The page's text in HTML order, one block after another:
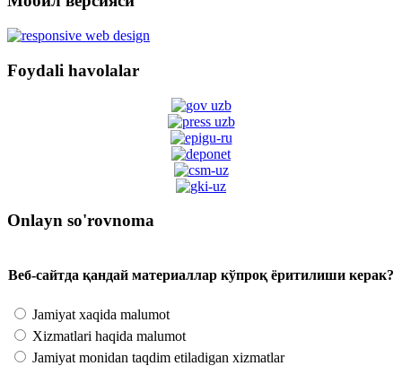
Foydali havolalar
Onlayn so'rovnoma
Веб-сайтда қандай материаллар кўпроқ ёритилиши керак?
Jamiyat xaqida malumot
Xizmatlari haqida malumot
Jamiyat monidan taqdim etiladigan xizmatlar